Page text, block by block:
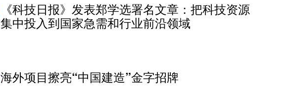
《科技日报》发表郑学选署名文章：把科技资源
集中投入到国家急需和行业前沿领域
海外项目擦亮“中国建造”金字招牌